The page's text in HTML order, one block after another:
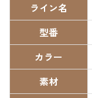
ライン名
型番
カラー
素材